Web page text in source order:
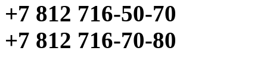
+7 812 716-50-70
+7 812 716-70-80